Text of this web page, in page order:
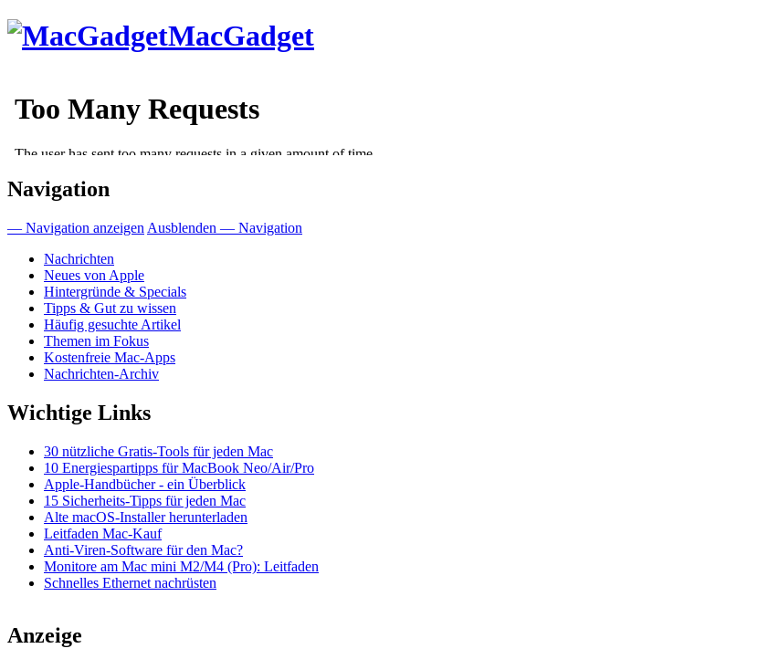
Direkt
zum
MacGadget
Navigation
— Navigation anzeigen Ausblenden — Navigation
Nachrichten
Neues von Apple
Hintergründe & Specials
Tipps & Gut zu wissen
Häufig gesuchte Artikel
Themen im Fokus
Kostenfreie Mac-Apps
Nachrichten-Archiv
Wichtige Links
30 nützliche Gratis-Tools für jeden Mac
10 Energiespartipps für MacBook Neo/Air/Pro
Apple-Handbücher - ein Überblick
15 Sicherheits-Tipps für jeden Mac
Alte macOS-Installer herunterladen
Leitfaden Mac-Kauf
Anti-Viren-Software für den Mac?
Monitore am Mac mini M2/M4 (Pro): Leitfaden
Schnelles Ethernet nachrüsten
Anzeige